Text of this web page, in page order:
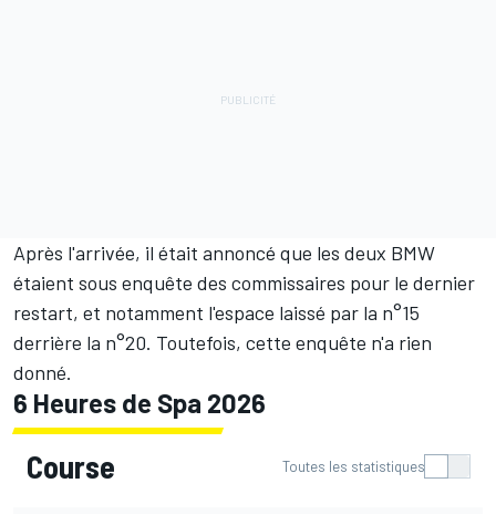
Après l'arrivée, il était annoncé que les deux BMW
étaient sous enquête des commissaires pour le dernier
restart, et notamment l'espace laissé par la n°15
derrière la n°20. Toutefois, cette enquête n'a rien
donné.
6 Heures de Spa 2026
Course Toutes les statistiques